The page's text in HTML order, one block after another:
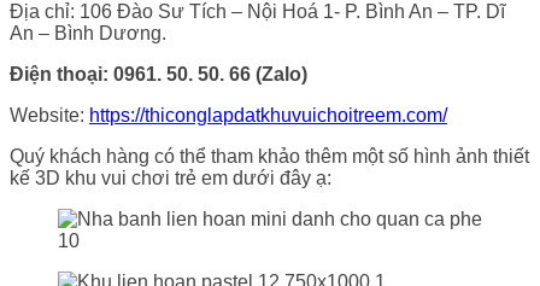
Địa chỉ: 106 Đào Sư Tích – Nội Hoá 1- P. Bình An – TP. Dĩ
An – Bình Dương.
Điện thoại: 0961. 50. 50. 66 (Zalo)
Website: https://thiconglapdatkhuvuichoitreem.com/
Quý khách hàng có thể tham khảo thêm một số hình ảnh thiết
kế 3D khu vui chơi trẻ em dưới đây ạ: